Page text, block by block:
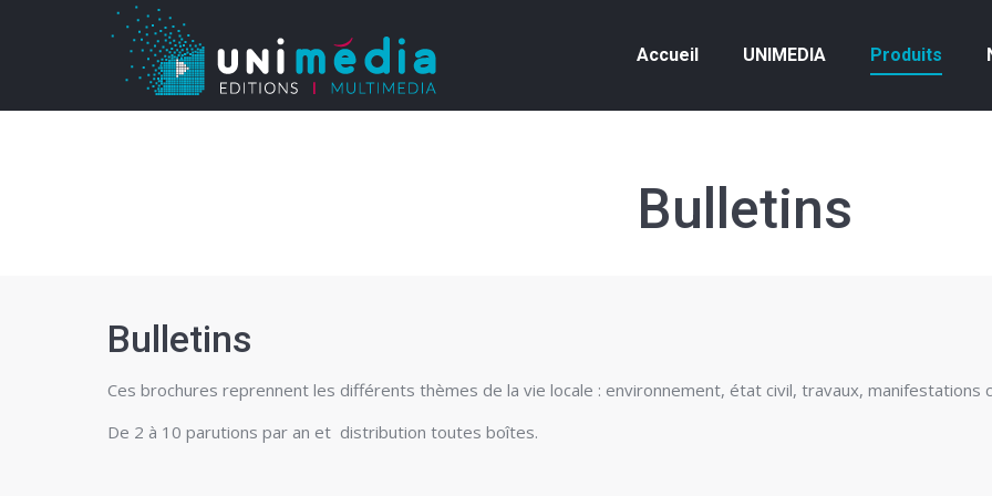
Accueil UNIMEDIA Produits
Bulletins
Bulletins
Ces brochures reprennent les différents thèmes de la vie locale : environnement, état civil, travaux,
De 2 à 10 parutions par an et distribution toutes boîtes.
Accueil UNIMEDIA Produits